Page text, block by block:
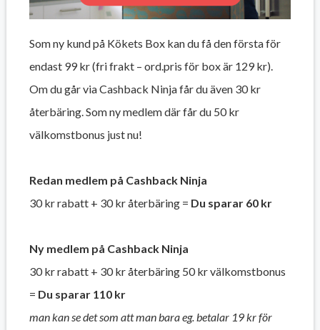
Som ny kund på Kökets Box kan du få den första för
endast 99 kr (fri frakt – ord.pris för box är 129 kr).
Om du går via Cashback Ninja får du även 30 kr
återbäring. Som ny medlem där får du 50 kr
välkomstbonus just nu!
Redan medlem på Cashback Ninja
30 kr rabatt + 30 kr återbäring = Du sparar 60 kr
Ny medlem på Cashback Ninja
30 kr rabatt + 30 kr återbäring 50 kr välkomstbonus
= Du sparar 110 kr
man kan se det som att man bara eg. betalar 19 kr för